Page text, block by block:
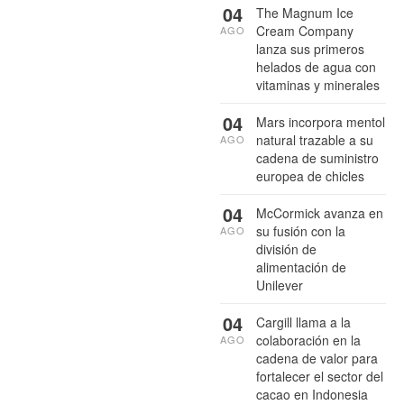
The Magnum Ice
Cream Company
lanza sus primeros
helados de agua con
vitaminas y minerales
04
AGO
Mars incorpora mentol
natural trazable a su
cadena de suministro
europea de chicles
04
AGO
McCormick avanza en
su fusión con la
división de
alimentación de
Unilever
04
AGO
Cargill llama a la
colaboración en la
cadena de valor para
fortalecer el sector del
cacao en Indonesia
04
AGO